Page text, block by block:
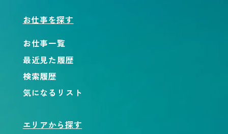
お仕事を探す
お仕事一覧
最近見た履歴
検索履歴
気になるリスト
エリアから探す